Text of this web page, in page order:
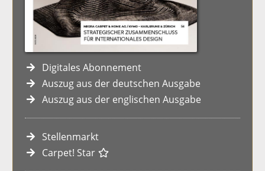
Digitales Abonnement
Auszug aus der deutschen Ausgabe
Auszug aus der englischen Ausgabe
Stellenmarkt
Carpet! Star